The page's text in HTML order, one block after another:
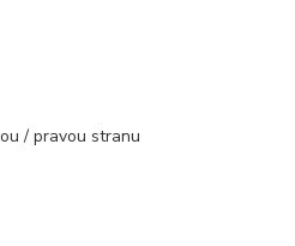
/ pravou stranu